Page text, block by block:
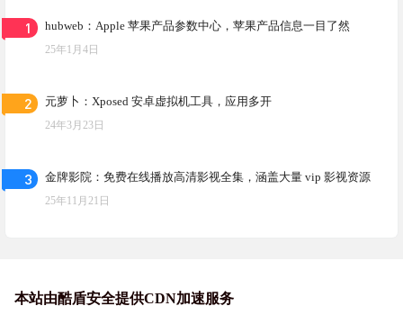
1 hubweb：Apple 苹果产品参数中心，苹果产品信息一目了然
25年1月4日
2 元萝卜：Xposed 安卓虚拟机工具，应用多开
24年3月23日
3 金牌影院：免费在线播放高清影视全集，涵盖大量 vip 影视资源
25年11月21日
本站由酷盾安全提供CDN加速服务